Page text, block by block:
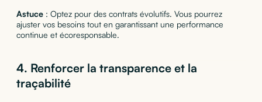
Astuce: Optez pour des contrats évolutifs. Vous pourrez
ajuster vos besoins tout en garantissant une performance
continue et écoresponsable.
4. Renforcer la transparence et la
traçabilité